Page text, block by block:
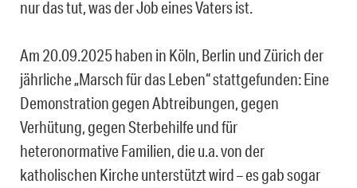
nur das tut, was der Job eines Vaters ist.
Am 20.09.2025 haben in Köln, Berlin und Zürich der
jährliche „Marsch für das Leben“ stattgefunden: Eine
Demonstration gegen Abtreibungen, gegen
Verhütung, gegen Sterbehilfe und für
heteronormative Familien, die u.a. von der
katholischen Kirche unterstützt wird – es gab sogar